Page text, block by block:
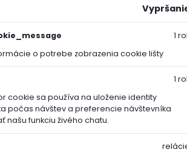
o potrebe zobrazenia cookie lišty
1
cookie sa používa na uloženie identity
počas návštev a preferencie návštevníka
našu funkciu živého chatu.
1